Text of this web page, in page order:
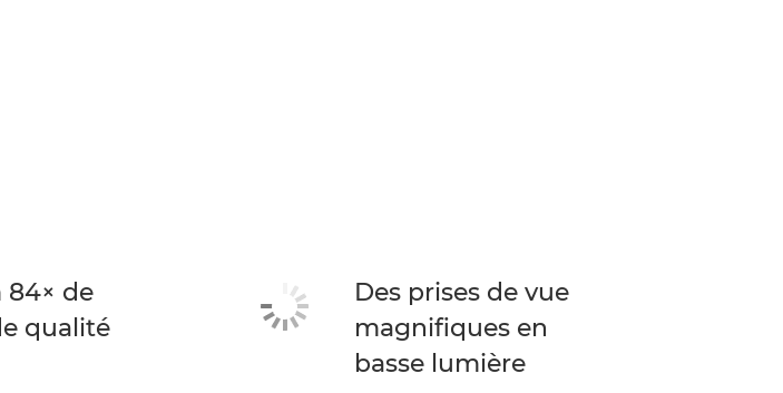
84× de
qualité
Des prises de vue
magnifiques en
basse lumière